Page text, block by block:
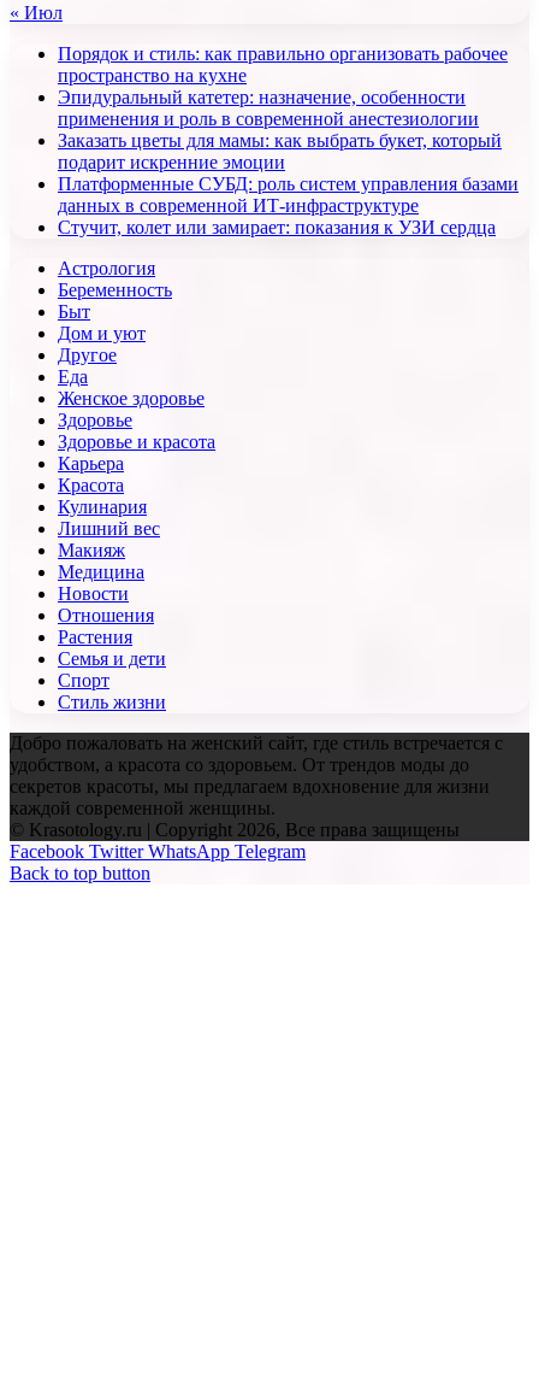
« Июл
Порядок и стиль: как правильно организовать рабочее
пространство на кухне
Эпидуральный катетер: назначение, особенности
применения и роль в современной анестезиологии
Заказать цветы для мамы: как выбрать букет, который
подарит искренние эмоции
Платформенные СУБД: роль систем управления базами
данных в современной ИТ-инфраструктуре
Стучит, колет или замирает: показания к УЗИ сердца
Астрология
Беременность
Быт
Дом и уют
Другое
Еда
Женское здоровье
Здоровье
Здоровье и красота
Карьера
Красота
Кулинария
Лишний вес
Макияж
Медицина
Новости
Отношения
Растения
Семья и дети
Спорт
Стиль жизни
Добро пожаловать на женский сайт, где стиль встречается с
удобством, а красота со здоровьем. От трендов моды до
секретов красоты, мы предлагаем вдохновение для жизни
каждой современной женщины.
© Krasotology.ru | Copyright 2026, Все права защищены
Facebook Twitter WhatsApp Telegram
Back to top button